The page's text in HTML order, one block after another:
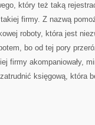
który też taką
firmy. Z nazwą
roboty, która jest
bo od tej pory
firmy akompaniowały,
księgową, która